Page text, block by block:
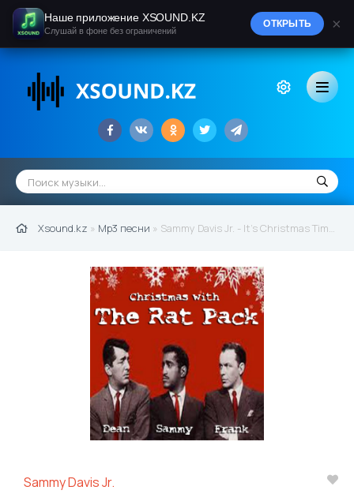
Xsound.kz » Mp3 песни » Sammy Davis Jr. - It's Christmas Time All over the World (2014)
Sammy Davis Jr.
Наше приложение XSOUND.KZ
Слушай в фоне без ограничений
ОТКРЫТЬ ×